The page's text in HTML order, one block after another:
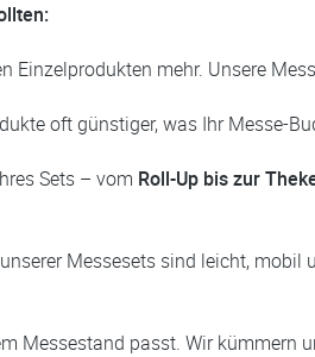
Einzelprodukten mehr. Unsere
oft günstiger, was Ihr Messe-
Sets – vom Roll-Up bis zur
Messesets sind leicht,
Messestand passt. Wir